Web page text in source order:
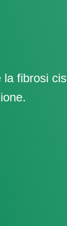
la fibrosi